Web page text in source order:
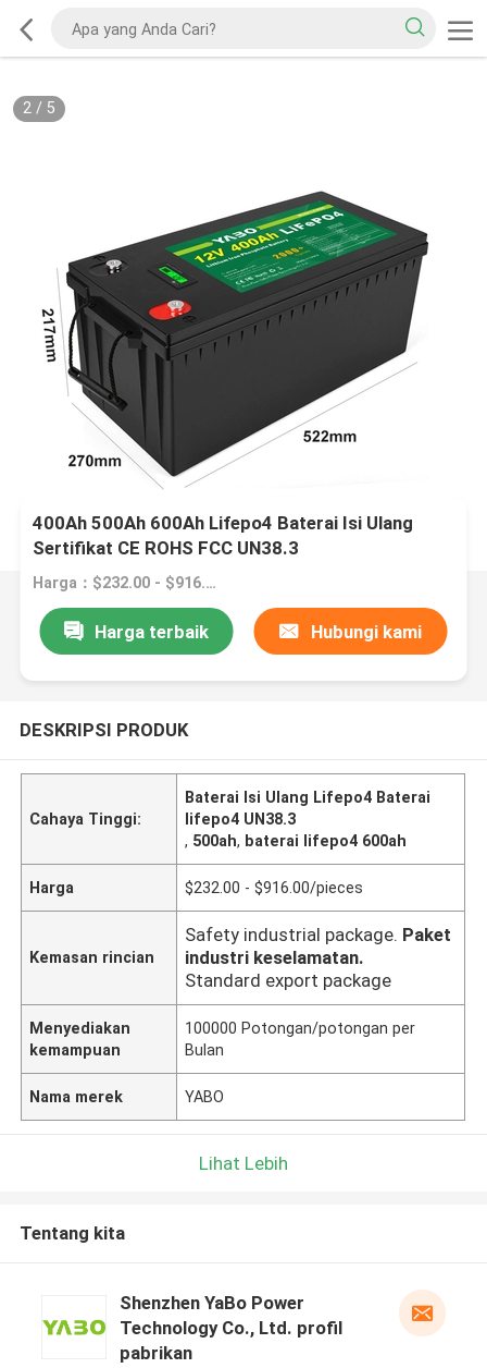
2/ 5
400Ah 500Ah 600Ah Lifepo4 Baterai Isi Ulang
Sertifikat CE ROHS FCC UN38.3
Harga：$232.00 - $916.00/pieces
Harga terbaik Hubungi kami
DESKRIPSI PRODUK
Cahaya Tinggi:
Baterai Isi Ulang Lifepo4 Baterai
lifepo4 UN38.3
, 500ah, baterai lifepo4 600ah
Harga $232.00 - $916.00/pieces
Kemasan rincian
Safety industrial package. Paket
industri keselamatan.
Standard export package
Menyediakan
kemampuan
100000 Potongan/potongan per
Bulan
Nama merek YABO
Lihat Lebih
Tentang kita
Shenzhen YaBo Power
Technology Co., Ltd. profil
pabrikan